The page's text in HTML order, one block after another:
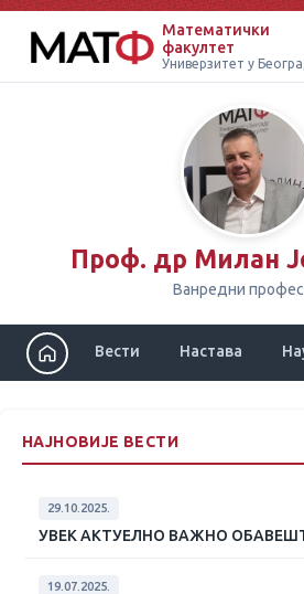
Математички
факултет
Универзитет у
Проф. др Милан
Ванредни
Вести Настава
НАЈНОВИЈЕ ВЕСТИ
29.10.2025.
УВЕК АКТУЕЛНО ВАЖНО
19.07.2025.